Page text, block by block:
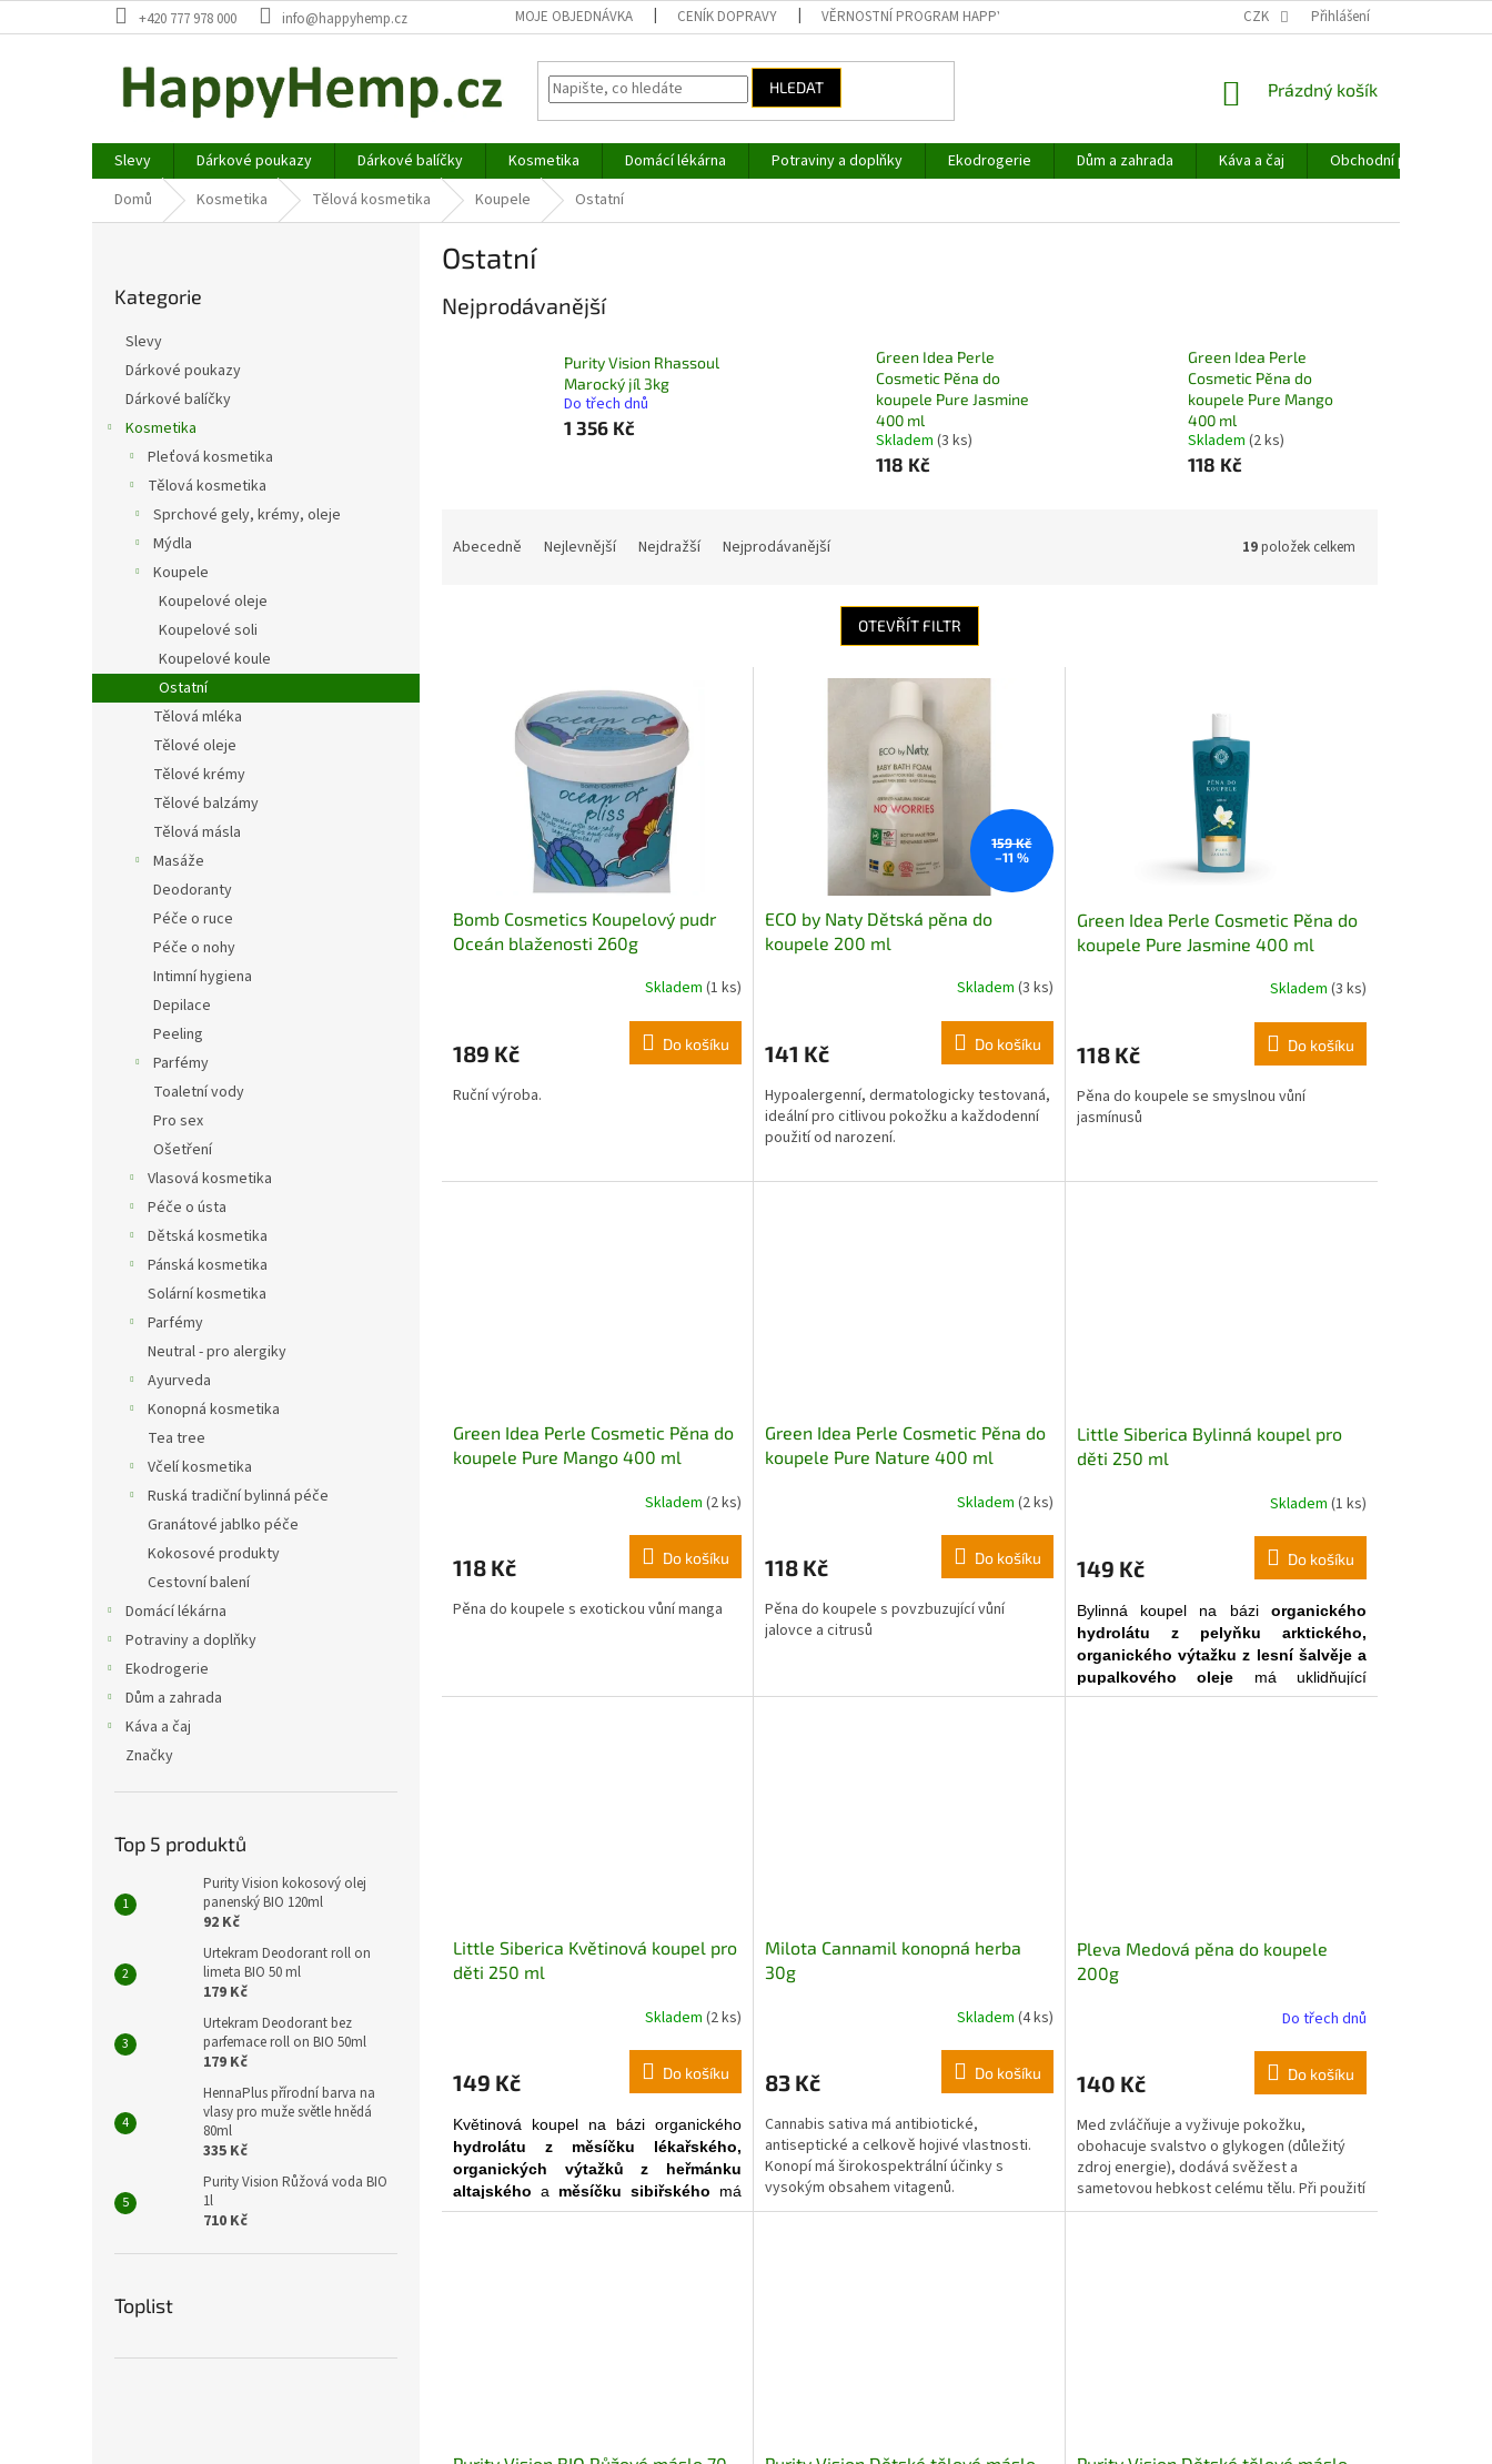
na
+420 777 978 000 info@happyhemp.cz MOJE OBJEDNÁVKA CENÍK DOPRAVY VĚRNOSTNÍ PROGRAM HAPPYHEMP® NAPIŠTE NÁM
CZK Přihlášení
HLEDAT
NÁKUPNÍ
Prázdný košík
Slevy Dárkové poukazy Dárkové balíčky Kosmetika Domácí lékárna Potraviny a doplňky Ekodrogerie Dům a zahrada Káva a čaj
Obchodní podmínky
Domů
Kosmetika Tělová kosmetika Koupele Ostatní
kategorie
Kategorie
Slevy
Dárkové poukazy
Dárkové balíčky
Kosmetika
Pleťová kosmetika
Tělová kosmetika
Sprchové gely, krémy, oleje
Mýdla
Koupele
Koupelové oleje
Koupelové soli
Koupelové koule
Ostatní
Tělová mléka
Tělové oleje
Tělové krémy
Tělové balzámy
Tělová másla
Masáže
Deodoranty
Péče o ruce
Péče o nohy
Intimní hygiena
Depilace
Peeling
Parfémy
Toaletní vody
Pro sex
Ošetření
Vlasová kosmetika
Péče o ústa
Dětská kosmetika
Pánská kosmetika
Solární kosmetika
Parfémy
Neutral - pro alergiky
Ayurveda
Konopná kosmetika
Tea tree
Včelí kosmetika
Ruská tradiční bylinná péče
Granátové jablko péče
Kokosové produkty
Cestovní balení
Domácí lékárna
Potraviny a doplňky
Ekodrogerie
Dům a zahrada
Káva a čaj
Značky
Top 5 produktů
Purity Vision kokosový olej
panenský BIO 120ml
92 Kč
Urtekram Deodorant roll on
limeta BIO 50 ml
179 Kč
Urtekram Deodorant bez
parfemace roll on BIO 50ml
179 Kč
HennaPlus přírodní barva na
vlasy pro muže světle hnědá
80ml
335 Kč
Purity Vision Růžová voda BIO
1l
710 Kč
Toplist
Ostatní
Nejprodávanější
Purity Vision Rhassoul
Marocký jíl 3kg
Do třech dnů
1 356 Kč
Green Idea Perle
Cosmetic Pěna do
koupele Pure Jasmine
400 ml
Skladem (3 ks)
118 Kč
Green Idea Perle
Cosmetic Pěna do
koupele Pure Mango
400 ml
Skladem (2 ks)
118 Kč
Abecedně Nejlevnější Nejdražší Nejprodávanější 19položek celkem
OTEVŘÍT FILTR
Bomb Cosmetics Koupelový pudr
Oceán blaženosti 260g
Skladem (1 ks)
189 Kč Do košíku
Ruční výroba.
159 Kč
–11 %
ECO by Naty Dětská pěna do
koupele 200 ml
Skladem (3 ks)
141 Kč Do košíku
Hypoalergenní, dermatologicky testovaná,
ideální pro citlivou pokožku a každodenní
použití od narození.
Green Idea Perle Cosmetic Pěna do
koupele Pure Jasmine 400 ml
Skladem (3 ks)
118 Kč Do košíku
Pěna do koupele se smyslnou vůní
jasmínusů
Green Idea Perle Cosmetic Pěna do
koupele Pure Mango 400 ml
Skladem (2 ks)
118 Kč Do košíku
Pěna do koupele s exotickou vůní manga
Green Idea Perle Cosmetic Pěna do
koupele Pure Nature 400 ml
Skladem (2 ks)
118 Kč Do košíku
Pěna do koupele s povzbuzující vůní
jalovce a citrusů
Little Siberica Bylinná koupel pro
děti 250 ml
Skladem (1 ks)
149 Kč Do košíku
Bylinná koupel na bázi organického
hydrolátu z pelyňku arktického,
organického výtažku z lesní šalvěje a
pupalkového oleje má uklidňující
účinek na pokožku dítěte, zjemňuje ji,
Little Siberica Květinová koupel pro
děti 250 ml
Skladem (2 ks)
149 Kč Do košíku
Květinová koupel na bázi organického
hydrolátu z měsíčku lékařského,
organických
výtažků z heřmánku
altajského a měsíčku sibiřského má
uklidňující účinek na pokožku dítěte a
Milota Cannamil konopná herba
30g
Skladem (4 ks)
83 Kč Do košíku
Cannabis sativa má antibiotické,
antiseptické a celkově hojivé vlastnosti.
Konopí má širokospektrální účinky s
vysokým obsahem vitagenů.
Pleva Medová pěna do koupele
200g
Do třech dnů
140 Kč Do košíku
Med zvláčňuje a vyživuje pokožku,
obohacuje svalstvo o glykogen (důležitý
zdroj energie), dodává svěžest a
sametovou hebkost celému tělu. Při použití
pěny stačí vanu pouze opláchnout a je